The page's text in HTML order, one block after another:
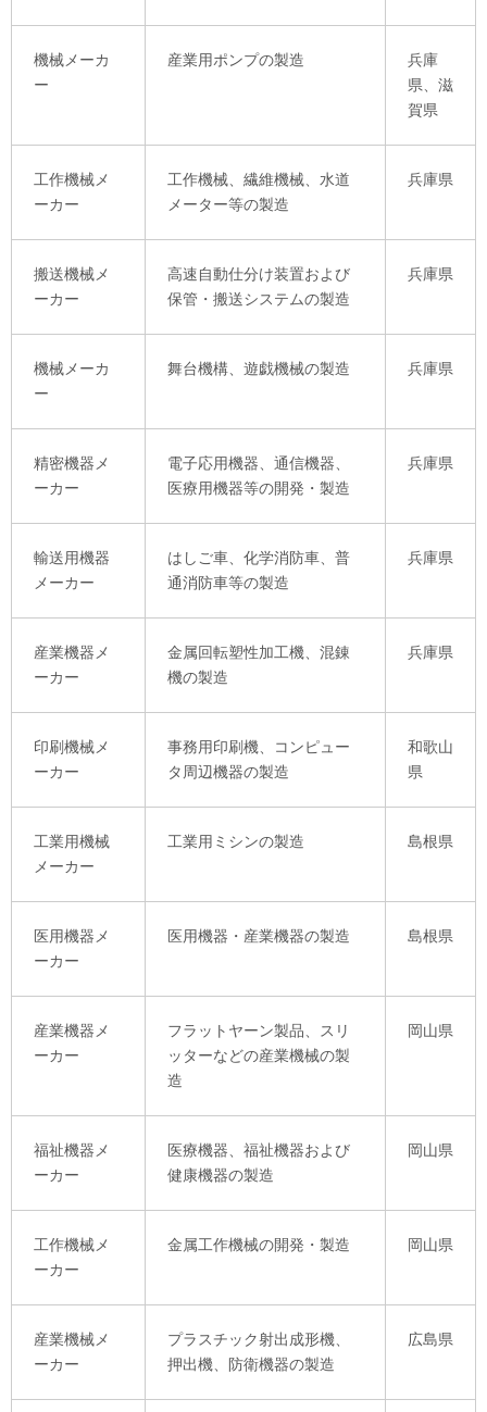
機械メーカ
ー
産業用ポンプの製造
兵庫
県、滋
賀県
工作機械メ
ーカー
工作機械、繊維機械、水道
メーター等の製造
兵庫県
搬送機械メ
ーカー
高速自動仕分け装置および
保管・搬送システムの製造
兵庫県
機械メーカ
ー
舞台機構、遊戯機械の製造 兵庫県
精密機器メ
ーカー
電子応用機器、通信機器、
医療用機器等の開発・製造
兵庫県
輸送用機器
メーカー
はしご車、化学消防車、普
通消防車等の製造
兵庫県
産業機器メ
ーカー
金属回転塑性加工機、混錬
機の製造
兵庫県
印刷機械メ
ーカー
事務用印刷機、コンピュー
タ周辺機器の製造
和歌山
県
工業用機械
メーカー
工業用ミシンの製造 島根県
医用機器メ
ーカー
医用機器・産業機器の製造 島根県
産業機器メ
ーカー
フラットヤーン製品、スリ
ッターなどの産業機械の製
造
岡山県
福祉機器メ
ーカー
医療機器、福祉機器および
健康機器の製造
岡山県
工作機械メ
ーカー
金属工作機械の開発・製造 岡山県
産業機械メ
ーカー
プラスチック射出成形機、
押出機、防衛機器の製造
広島県